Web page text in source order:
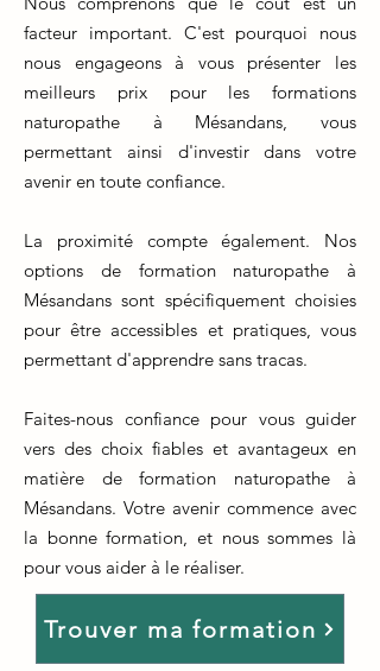
facteur important. C'est pourquoi nous
nous engageons à vous présenter les
meilleurs prix pour les formations
naturopathe à Mésandans, vous
permettant ainsi d'investir dans votre
avenir en toute confiance.
La proximité compte également. Nos
options de formation naturopathe à
Mésandans sont spécifiquement choisies
pour être accessibles et pratiques, vous
permettant d'apprendre sans tracas.
Faites-nous confiance pour vous guider
vers des choix fiables et avantageux en
matière de formation naturopathe à
Mésandans. Votre avenir commence avec
la bonne formation, et nous sommes là
pour vous aider à le réaliser.
Trouver ma formation